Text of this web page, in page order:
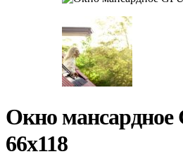
Окно мансардное
66х118